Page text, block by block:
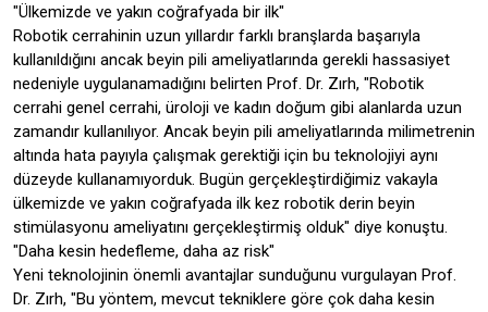
"Ülkemizde ve yakın coğrafyada bir ilk"
Robotik cerrahinin uzun yıllardır farklı branşlarda başarıyla
kullanıldığını ancak beyin pili ameliyatlarında gerekli hassasiyet
nedeniyle uygulanamadığını belirten Prof. Dr. Zırh, "Robotik
cerrahi genel cerrahi, üroloji ve kadın doğum gibi alanlarda uzun
zamandır kullanılıyor. Ancak beyin pili ameliyatlarında milimetrenin
altında hata payıyla çalışmak gerektiği için bu teknolojiyi aynı
düzeyde kullanamıyorduk. Bugün gerçekleştirdiğimiz vakayla
ülkemizde ve yakın coğrafyada ilk kez robotik derin beyin
stimülasyonu ameliyatını gerçekleştirmiş olduk" diye konuştu.
"Daha kesin hedefleme, daha az risk"
Yeni teknolojinin önemli avantajlar sunduğunu vurgulayan Prof.
Dr. Zırh, "Bu yöntem, mevcut tekniklere göre çok daha kesin